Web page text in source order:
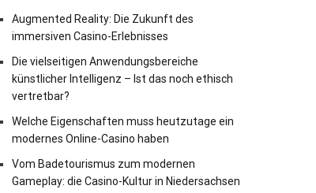
Augmented Reality: Die Zukunft des
immersiven Casino-Erlebnisses
Die vielseitigen Anwendungsbereiche
künstlicher Intelligenz – Ist das noch ethisch
vertretbar?
Welche Eigenschaften muss heutzutage ein
modernes Online-Casino haben
Vom Badetourismus zum modernen
Gameplay: die Casino-Kultur in Niedersachsen